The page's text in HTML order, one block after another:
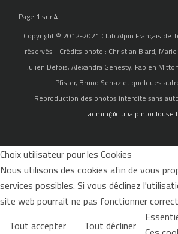
Page 1 sur 4
Copyright © 2012-2021 Club Alpin Français de
réservés - Crédits photo : Christian Biard,
Julien Defois, Alexandra Genesty, Fabien
Pfister, Bruno Serraz et quelques
Reproduction des photos interdite sans
Choix utilisateur pour les Cookies
Nous utilisons des cookies afin de vous
services possibles. Si vous déclinez
site web pourrait ne pas fonctionner
Tout accepter
Tout décliner